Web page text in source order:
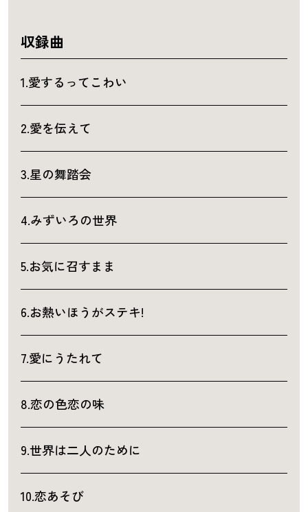
収録曲
1.愛するってこわい
2.愛を伝えて
3.星の舞踏会
4.みずいろの世界
5.お気に召すまま
6.お熱いほうがステキ!
7.愛にうたれて
8.恋の色恋の味
9.世界は二人のために
10.恋あそび